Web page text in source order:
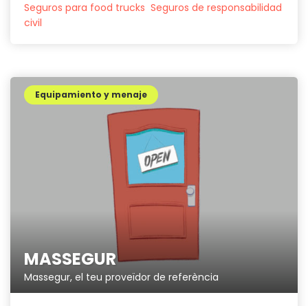
Seguros para food trucks Seguros de responsabilidad
civil
MASSEGUR
Massegur, el teu proveïdor de referència
Equipamiento y menaje